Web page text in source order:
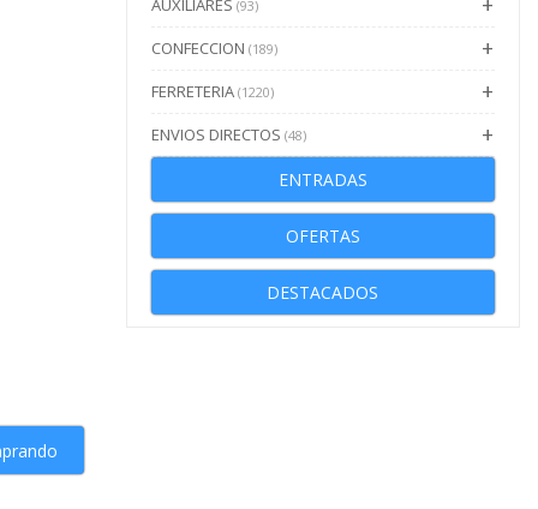
AUXILIARES (93)
CONFECCION (189)
FERRETERIA (1220)
ENVIOS DIRECTOS (48)
ENTRADAS
OFERTAS
DESTACADOS